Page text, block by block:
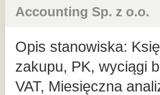
Accounting Sp. z o.o.
Opis stanowiska:
zakupu, PK, wyciągi
VAT, Miesięczna